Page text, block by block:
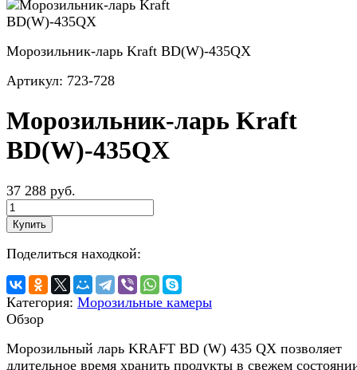
Морозильник-ларь Kraft BD(W)-435QX
Артикул: 723-728
Морозильник-ларь Kraft
BD(W)-435QX
37 288 руб.
Купить
Поделиться находкой:
Категория: Морозильные камеры
Обзор
Морозильный ларь KRAFT BD (W) 435 QX позволяет
длительное время хранить продукты в свежем